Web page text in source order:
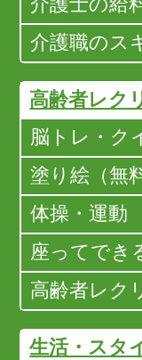
介護士の給
介護職のス
高齢者レク
脳トレ・ク
塗り絵（無
体操・運動
座ってでき
高齢者レク
生活・スタ